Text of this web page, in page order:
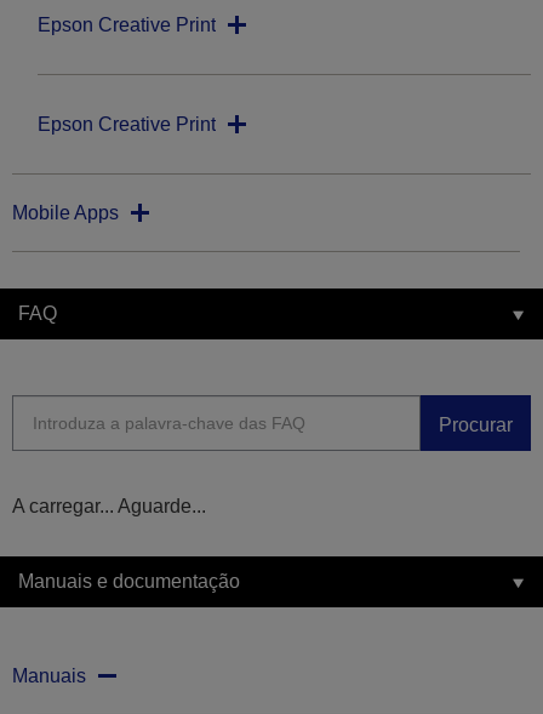
Epson Creative Print
Epson Creative Print
Mobile Apps
FAQ
Procurar
A carregar... Aguarde...
Manuais e documentação
Manuais